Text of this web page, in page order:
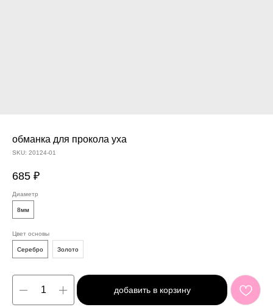
обманка для прокола уха
SKU: 20124-01
685 ₽
Диаметр
8мм
Цвет основы
Серебро Золото
добавить в корзину